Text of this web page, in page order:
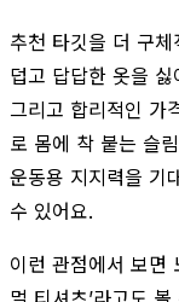
추천 타깃을 더 구
덥고 답답한 옷을
그리고 합리적인 가
로 몸에 착 붙는 슬
운동용 지지력을 기
수 있어요.
이런 관점에서 보면